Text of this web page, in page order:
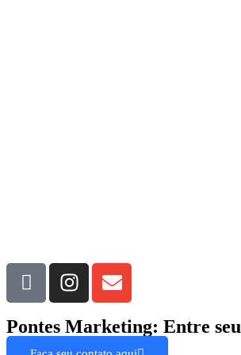
Pontes Marketing: Entre seu